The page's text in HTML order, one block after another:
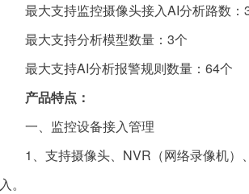
最大支持监控摄像头接入AI分析路数：
最大支持分析模型数量：3个
最大支持AI分析报警规则数量：64个
产品特点：
一、监控设备接入管理
1、支持摄像头、NVR（网络录像机）
入。